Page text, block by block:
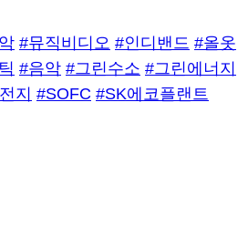
#뮤직비디오 #인디밴드 #올옷
#음악 #그린수소 #그린에너지
지 #SOFC #SK에코플랜트